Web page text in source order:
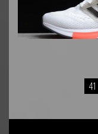
41